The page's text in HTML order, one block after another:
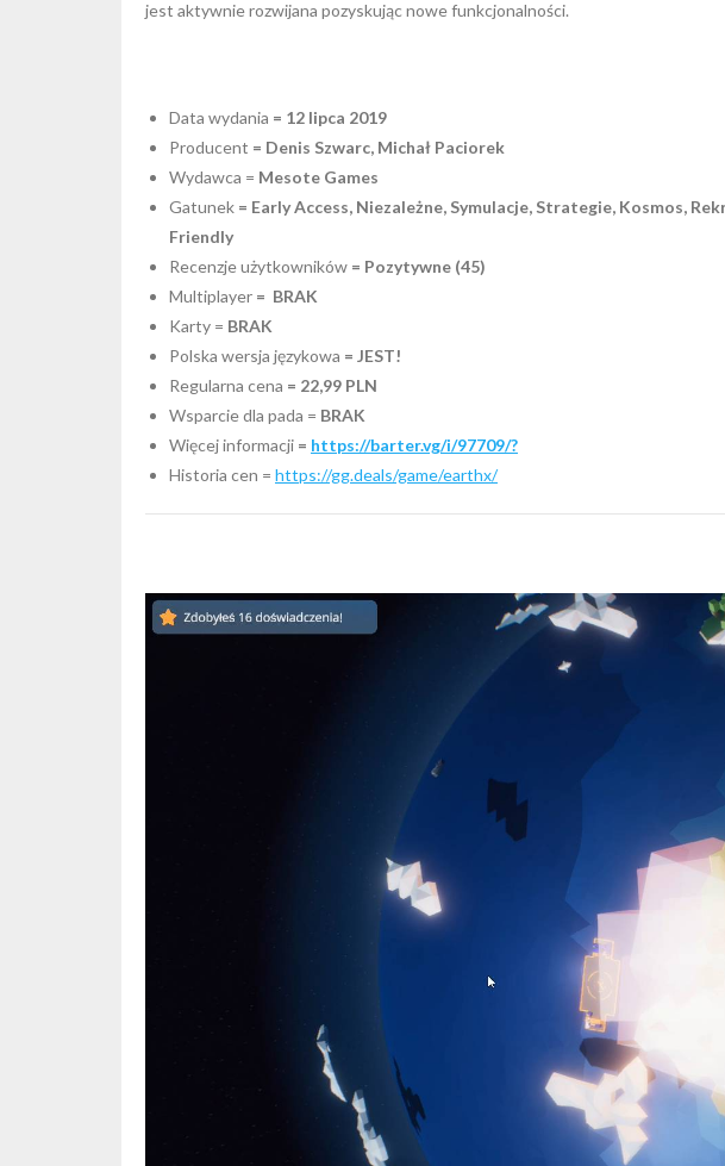
jest aktywnie rozwijana pozyskując nowe funkcjonalności.
Data wydania = 12 lipca 2019
Producent = Denis Szwarc, Michał Paciorek
Wydawca = Mesote Games
Gatunek = Early Access, Niezależne, Symulacje, Strategie, Kosmos,
Friendly
Recenzje użytkowników = Pozytywne (45)
Multiplayer = BRAK
Karty = BRAK
Polska wersja językowa = JEST!
Regularna cena = 22,99 PLN
Wsparcie dla pada = BRAK
Więcej informacji = https://barter.vg/i/97709/?
Historia cen = https://gg.deals/game/earthx/